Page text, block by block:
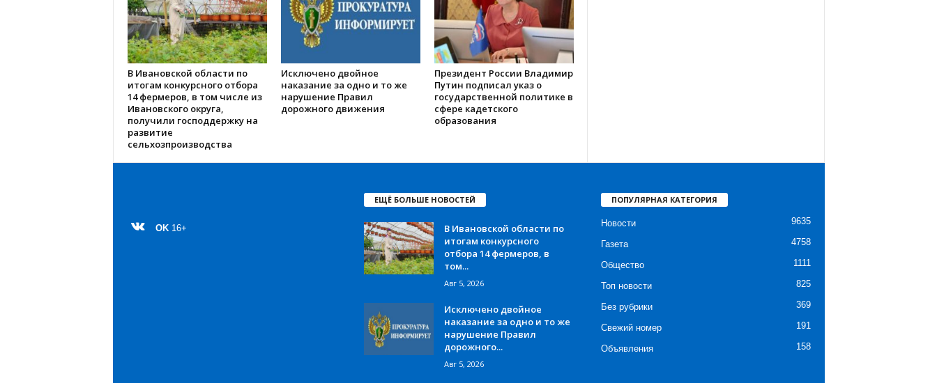
В Ивановской области по
итогам конкурсного отбора
14 фермеров, в том числе из
Ивановского округа,
получили господдержку на
развитие
сельхозпроизводства
Исключено двойное
наказание за одно и то же
нарушение Правил
дорожного движения
Президент России Владимир
Путин подписал указ о
государственной политике в
сфере кадетского
образования
OK 16+
ЕЩЁ БОЛЬШЕ НОВОСТЕЙ
В Ивановской области по
итогам конкурсного
отбора 14 фермеров, в
том...
Авг 5, 2026
Исключено двойное
наказание за одно и то же
нарушение Правил
дорожного...
Авг 5, 2026
ПОПУЛЯРНАЯ КАТЕГОРИЯ
Новости 9635
Газета 4758
Общество 1111
Топ новости 825
Без рубрики 369
Свежий номер 191
Объявления 158